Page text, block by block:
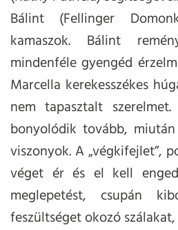
Bálint (Fellinger
kamaszok. Bálint
mindenféle gyengéd
Marcella kerekesszékes
nem tapasztalt
bonyolódik tovább,
viszonyok. A „végkifejlet”,
véget ér és el kell
meglepetést, csupán
feszültséget okozó